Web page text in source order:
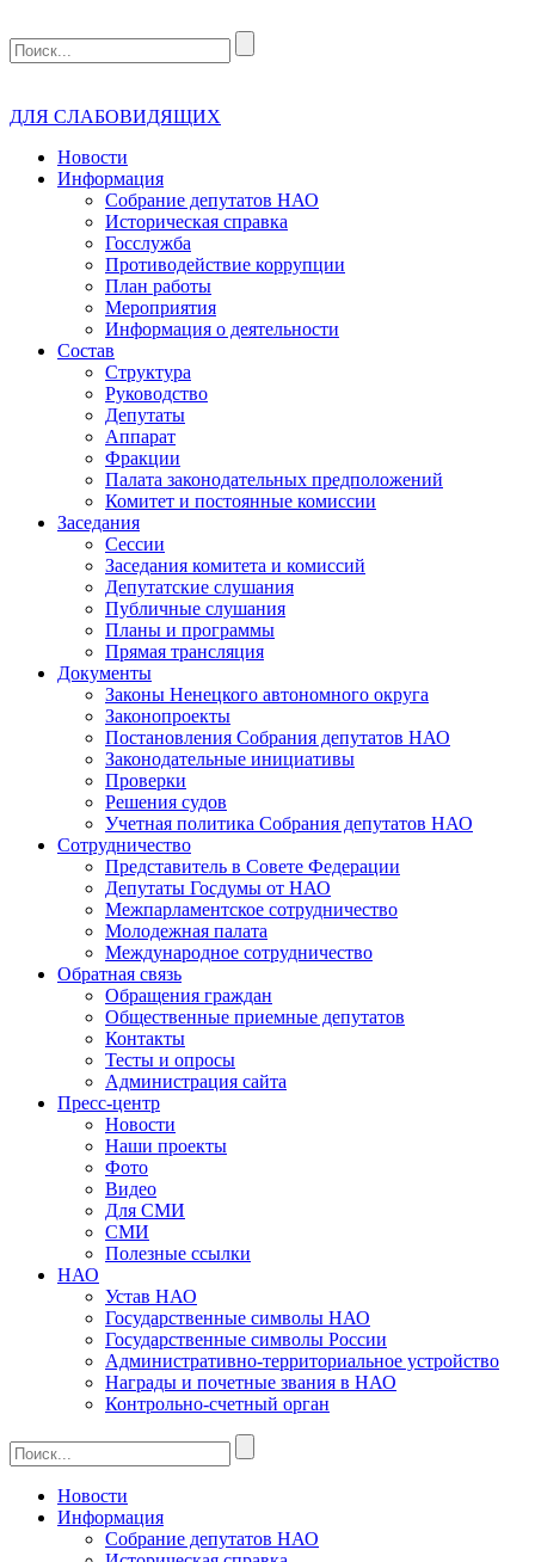
ДЛЯ СЛАБОВИДЯЩИХ
Новости
Информация
Собрание депутатов НАО
Историческая справка
Госслужба
Противодействие коррупции
План работы
Мероприятия
Информация о деятельности
Состав
Структура
Руководство
Депутаты
Аппарат
Фракции
Палата законодательных предположений
Комитет и постоянные комиссии
Заседания
Сессии
Заседания комитета и комиссий
Депутатские слушания
Публичные слушания
Планы и программы
Прямая трансляция
Документы
Законы Ненецкого автономного округа
Законопроекты
Постановления Собрания депутатов НАО
Законодательные инициативы
Проверки
Решения судов
Учетная политика Собрания депутатов НАО
Сотрудничество
Представитель в Совете Федерации
Депутаты Госдумы от НАО
Межпарламентское сотрудничество
Молодежная палата
Международное сотрудничество
Обратная cвязь
Обращения граждан
Общественные приемные депутатов
Контакты
Тесты и опросы
Администрация сайта
Пресс-центр
Новости
Наши проекты
Фото
Видео
Для СМИ
СМИ
Полезные ссылки
НАО
Устав НАО
Государственные символы НАО
Государственные символы России
Административно-территориальное устройство
Награды и почетные звания в НАО
Контрольно-счетный орган
Новости
Информация
Собрание депутатов НАО